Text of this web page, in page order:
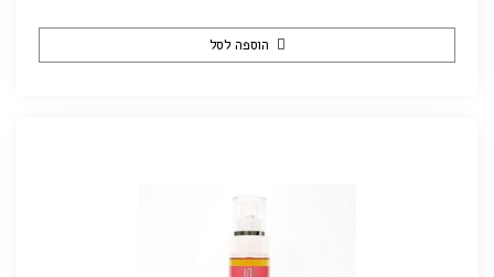
הוספה לסל